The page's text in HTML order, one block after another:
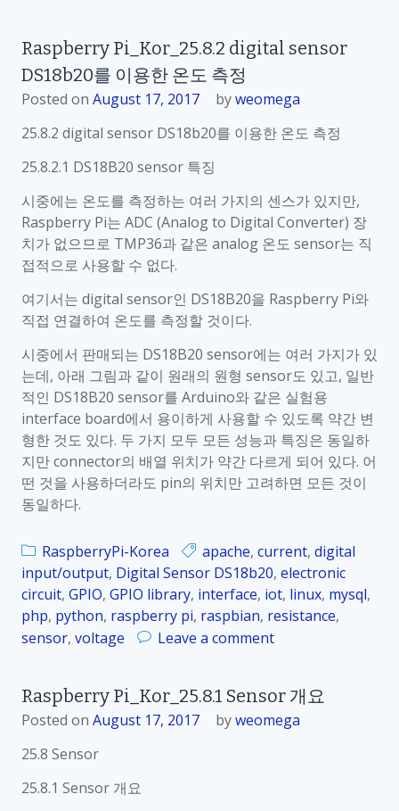
a
s
p
e
r
y
P
i
_
K
o
_
2
5
.
8
.
3
g
i
t
a
l
T
1
H
u
Raspberry Pi_Kor_25.8.2 digital sensor
DS18b20를 이용한 온도 측정
Posted on August 17, 2017 byweomega
25.8.2 digital sensor DS18b20를 이용한 온도 측정
25.8.2.1 DS18B20 sensor 특징
시중에는 온도를 측정하는 여러 가지의 센스가 있지만,
Raspberry Pi는 ADC (Analog to Digital Converter) 장
치가 없으므로 TMP36과 같은 analog 온도 sensor는 직
접적으로 사용할 수 없다.
여기서는 digital sensor인 DS18B20을 Raspberry Pi와
직접 연결하여 온도를 측정할 것이다.
시중에서 판매되는 DS18B20 sensor에는 여러 가지가 있
는데, 아래 그림과 같이 원래의 원형 sensor도 있고, 일반
적인 DS18B20 sensor를 Arduino와 같은 실험용
interface board에서 용이하게 사용할 수 있도록 약간 변
형한 것도 있다. 두 가지 모두 모든 성능과 특징은 동일하
지만 connector의 배열 위치가 약간 다르게 되어 있다. 어
떤 것을 사용하더라도 pin의 위치만 고려하면 모든 것이
동일하다.
RaspberryPi-Korea apache, current, digital
input/output, Digital Sensor DS18b20, electronic
circuit, GPIO, GPIO library, interface, iot, linux, mysql,
php, python, raspberry pi, raspbian, resistance,
sensor, voltage Leave a comment
a
s
Raspberry Pi_Kor_25.8.1 Sensor 개요
Posted on August 17, 2017 byweomega
25.8 Sensor
25.8.1 Sensor 개요